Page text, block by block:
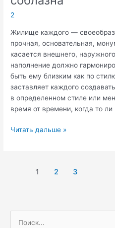
материалов
2
Жилище каждого —
прочная, основательная,
касается внешнего,
наполнение должно
быть ему близким как по
заставляет каждого
в определенном стиле или
время от времени, когда то ли
Интерьер
Читать дальше »
Постраничная
1 2 3